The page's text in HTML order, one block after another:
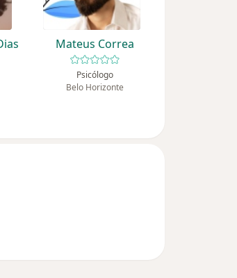
Mateus Correa
Psicólogo
Belo Horizonte